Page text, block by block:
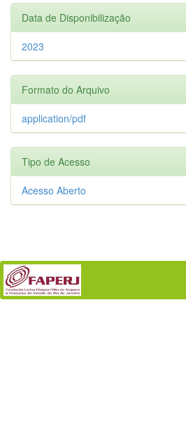
Data de Disponibilização
2023
Formato do Arquivo
application/pdf
Tipo de Acesso
Acesso Aberto